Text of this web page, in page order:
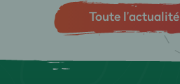
Toute l’actualité